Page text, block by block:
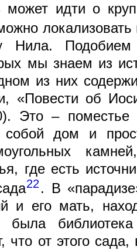
может идти о
Нила. Подобием
мы знаем из
из них
«Повести об
Это –
собой дом и
где есть
22 . В
и его мать,
была
что от этого